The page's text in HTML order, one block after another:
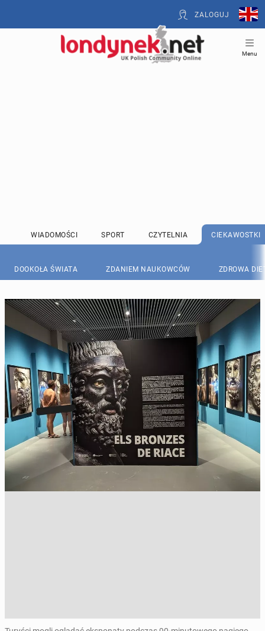
ZALOGUJ
Menu
WIADOMOŚCI SPORT CZYTELNIA CIEKAWOSTKI
DOOKOŁA ŚWIATA ZDANIEM NAUKOWCÓW ZDROWA